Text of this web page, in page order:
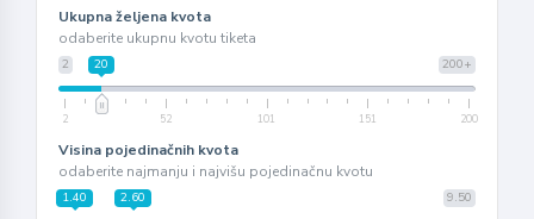
Ukupna željena kvota
odaberite ukupnu kvotu tiketa
2 200+
20
2 52 101 151 200
Visina pojedinačnih kvota
odaberite najmanju i najvišu pojedinačnu kvotu
9.50
1.40 2.60